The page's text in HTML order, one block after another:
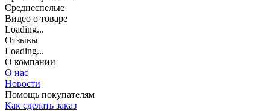
Среднеспелые
Видео о товаре
Loading...
Отзывы
Loading...
О компании
О нас
Новости
Помощь покупателям
Как сделать заказ